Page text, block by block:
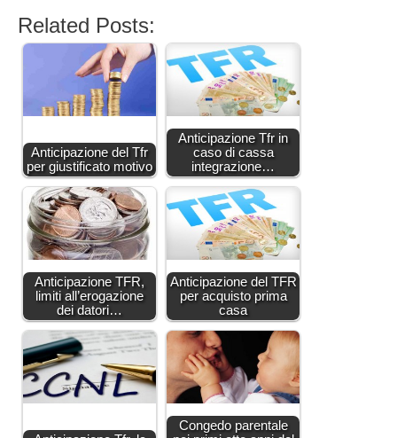
Related Posts:
Anticipazione del Tfr
per giustificato motivo
Anticipazione Tfr in
caso di cassa
integrazione…
Anticipazione TFR,
limiti all’erogazione
dei datori…
Anticipazione del TFR
per acquisto prima
casa
Congedo parentale